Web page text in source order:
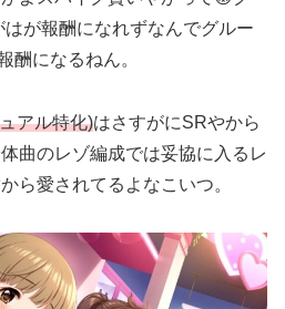
が報酬になれずなんでグルー
酬になるねん。
アル特化)はさすがにSRやから
曲のレゾ編成では妥協に入るレ
ら愛されてるよなこいつ。